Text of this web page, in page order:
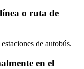
o ruta de
de autobús.
en el